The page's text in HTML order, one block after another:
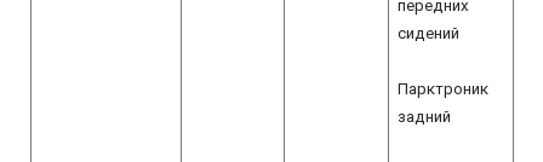
передних
сидений
Парктроник
задний